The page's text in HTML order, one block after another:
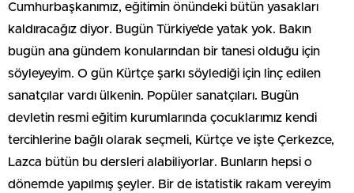
Cumhurbaşkanımız, eğitimin önündeki bütün yasakları
kaldıracağız diyor. Bugün Türkiye’de yatak yok. Bakın
bugün ana gündem konularından bir tanesi olduğu için
söyleyeyim. O gün Kürtçe şarkı söylediği için linç edilen
sanatçılar vardı ülkenin. Popüler sanatçıları. Bugün
devletin resmi eğitim kurumlarında çocuklarımız kendi
tercihlerine bağlı olarak seçmeli, Kürtçe ve işte Çerkezce,
Lazca bütün bu dersleri alabiliyorlar. Bunların hepsi o
dönemde yapılmış şeyler. Bir de istatistik rakam vereyim